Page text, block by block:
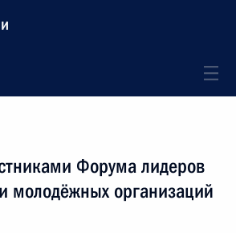
Форума лидеров
молодёжных организаций